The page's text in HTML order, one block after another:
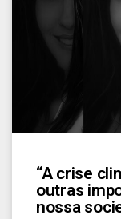
“A crise
outras
nossa